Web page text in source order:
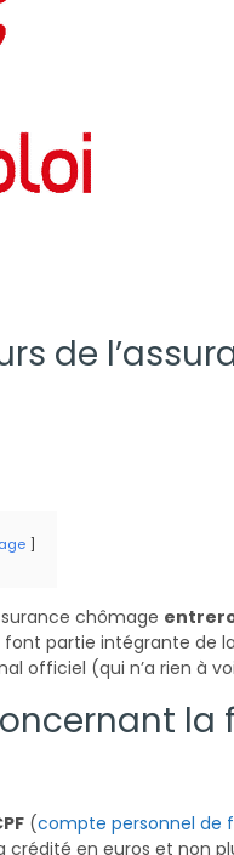
de
chômage
partie intégrante de
officiel (qui n’a rien à
(compte personnel de
crédité en euros et non